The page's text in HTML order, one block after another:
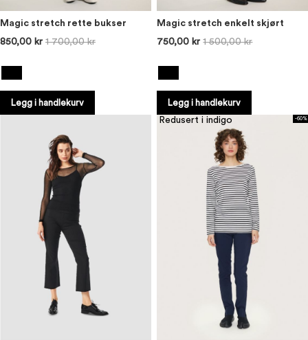
Magic stretch rette bukser
850,00 kr 1 700,00 kr
Legg i handlekurv
Magic stretch enkelt skjørt
750,00 kr 1 500,00 kr
Legg i handlekurv
-60%
Redusert i indigo